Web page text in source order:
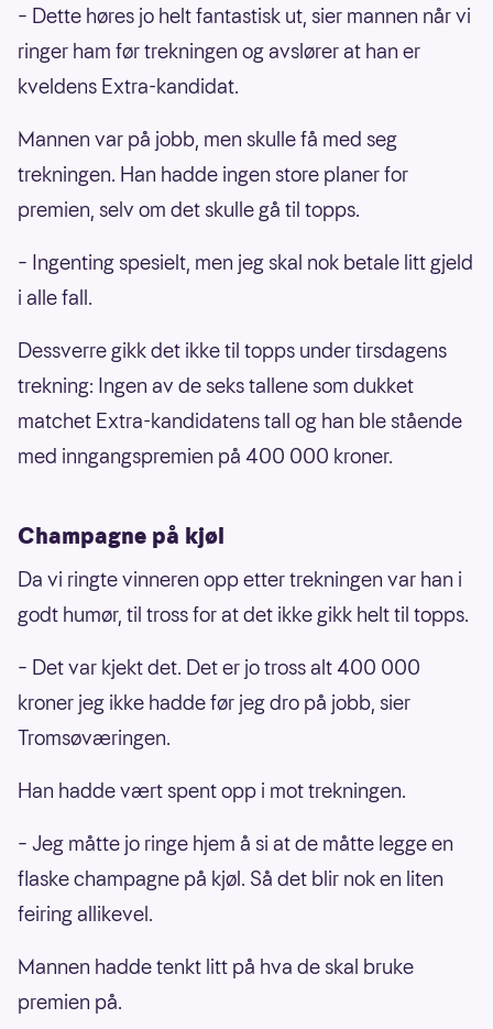
– Dette høres jo helt fantastisk ut, sier mannen når vi
ringer ham før trekningen og avslører at han er
kveldens Extra-kandidat.
Mannen var på jobb, men skulle få med seg
trekningen. Han hadde ingen store planer for
premien, selv om det skulle gå til topps.
– Ingenting spesielt, men jeg skal nok betale litt gjeld
i alle fall.
Dessverre gikk det ikke til topps under tirsdagens
trekning: Ingen av de seks tallene som dukket
matchet Extra-kandidatens tall og han ble stående
med inngangspremien på 400 000 kroner.
Champagne på kjøl
Da vi ringte vinneren opp etter trekningen var han i
godt humør, til tross for at det ikke gikk helt til topps.
– Det var kjekt det. Det er jo tross alt 400 000
kroner jeg ikke hadde før jeg dro på jobb, sier
Tromsøværingen.
Han hadde vært spent opp i mot trekningen.
– Jeg måtte jo ringe hjem å si at de måtte legge en
flaske champagne på kjøl. Så det blir nok en liten
feiring allikevel.
Mannen hadde tenkt litt på hva de skal bruke
premien på.